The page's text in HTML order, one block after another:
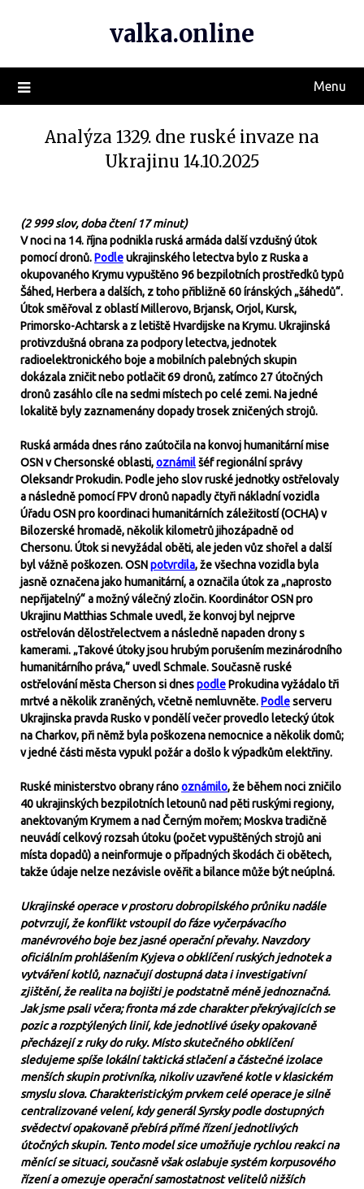
valka.online
Menu
Analýza 1329. dne ruské invaze na
Ukrajinu 14.10.2025
(2 999 slov, doba čtení 17 minut)
V noci na 14. října podnikla ruská armáda další vzdušný útok
pomocí dronů.Podleukrajinského letectva bylo z Ruska a
okupovaného Krymu vypuštěno 96 bezpilotních prostředků typů
Šáhed, Herbera a dalších, z toho přibližně 60 íránských „šáhedů“.
Útok směřoval z oblastí Millerovo, Brjansk, Orjol, Kursk,
Primorsko-Achtarsk a z letiště Hvardijske na Krymu. Ukrajinská
protivzdušná obrana za podpory letectva, jednotek
radioelektronického boje a mobilních palebných skupin
dokázala zničit nebo potlačit 69 dronů, zatímco 27 útočných
dronů zasáhlo cíle na sedmi místech po celé zemi. Na jedné
lokalitě byly zaznamenány dopady trosek zničených strojů.
Ruská armáda dnes ráno zaútočila na konvoj humanitární mise
OSN v Chersonské oblasti,oznámilšéf regionální správy
Oleksandr Prokudin. Podle jeho slov ruské jednotky ostřelovaly
a následně pomocí FPV dronů napadly čtyři nákladní vozidla
Úřadu OSN pro koordinaci humanitárních záležitostí (OCHA) v
Bilozerské hromadě, několik kilometrů jihozápadně od
Chersonu. Útok si nevyžádal oběti, ale jeden vůz shořel a další
byl vážně poškozen. OSNpotvrdila, že všechna vozidla byla
jasně označena jako humanitární, a označila útok za „naprosto
nepřijatelný“ a možný válečný zločin. Koordinátor OSN pro
Ukrajinu Matthias Schmale uvedl, že konvoj byl nejprve
ostřelován dělostřelectvem a následně napaden drony s
kamerami. „Takové útoky jsou hrubým porušením mezinárodního
humanitárního práva,“ uvedl Schmale. Současně ruské
ostřelování města Cherson si dnespodleProkudina vyžádalo tři
mrtvé a několik zraněných, včetně nemluvněte.Podleserveru
Ukrajinska pravda Rusko v pondělí večer provedlo letecký útok
na Charkov, při němž byla poškozena nemocnice a několik domů;
v jedné části města vypukl požár a došlo k výpadkům elektřiny.
Ruské ministerstvo obrany ránooznámilo, že během noci zničilo
40 ukrajinských bezpilotních letounů nad pěti ruskými regiony,
anektovaným Krymem a nad Černým mořem; Moskva tradičně
neuvádí celkový rozsah útoku (počet vypuštěných strojů ani
místa dopadů) a neinformuje o případných škodách či obětech,
takže údaje nelze nezávisle ověřit a bilance může být neúplná.
Ukrajinské operace v prostoru dobropilského průniku nadále
potvrzují, že konflikt vstoupil do fáze vyčerpávacího
manévrového boje bez jasné operační převahy. Navzdory
oficiálním prohlášením Kyjeva o obklíčení ruských jednotek a
vytváření kotlů, naznačují dostupná data i investigativní
zjištění, že realita na bojišti je podstatně méně jednoznačná.
Jak jsme psali včera; fronta má zde charakter překrývajících se
pozic a rozptýlených linií, kde jednotlivé úseky opakovaně
přecházejí z ruky do ruky. Místo skutečného obklíčení
sledujeme spíše lokální taktická stlačení a částečné izolace
menších skupin protivníka, nikoliv uzavřené kotle v klasickém
smyslu slova. Charakteristickým prvkem celé operace je silně
centralizované velení, kdy generál Syrsky podle dostupných
svědectví opakovaně přebírá přímé řízení jednotlivých
útočných skupin. Tento model sice umožňuje rychlou reakci na
měnící se situaci, současně však oslabuje systém korpusového
řízení a omezuje operační samostatnost velitelů nižších